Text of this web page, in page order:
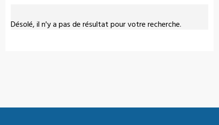
Désolé, il n'y a pas de résultat pour votre recherche.